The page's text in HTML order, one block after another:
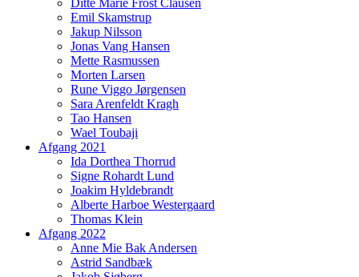
Emil Skamstrup
Jakup Nilsson
Jonas Vang Hansen
Mette Rasmussen
Morten Larsen
Rune Viggo Jørgensen
Sara Arenfeldt Kragh
Tao Hansen
Wael Toubaji
Afgang 2021
Ida Dorthea Thorrud
Signe Rohardt Lund
Joakim Hyldebrandt
Alberte Harboe Westergaard
Thomas Klein
Afgang 2022
Anne Mie Bak Andersen
Astrid Sandbæk